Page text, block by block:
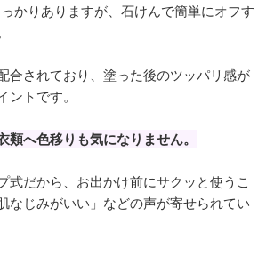
かりありますが、石けんで簡単にオフす
合されており、塗った後のツッパリ感が
ントです。
類へ色移りも気になりません。
式だから、お出かけ前にサクッと使うこ
なじみがいい」などの声が寄せられてい